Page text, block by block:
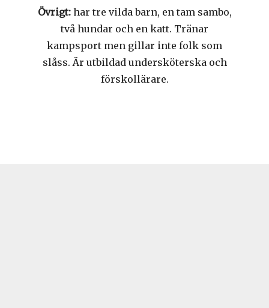
Övrigt:har tre vilda barn, en tam sambo,
två hundar och en katt. Tränar
kampsport men gillar inte folk som
slåss. Är utbildad undersköterska och
förskollärare.